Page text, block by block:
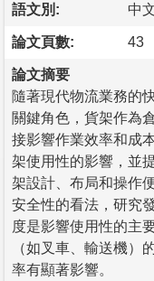
語文別: 中
論文頁數: 43
論文摘要
隨著現代物流業務的
關鍵角色，貨架作為
接影響作業效率和成
架使用性的影響，並
架設計、布局和操作
安全性的看法，研究
度是影響使用性的主
（如叉車、輸送機）
率有顯著影響。